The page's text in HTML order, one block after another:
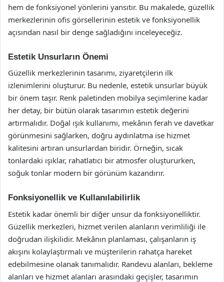
hem de fonksiyonel yönlerini yansıtır. Bu makalede, güzellik
merkezlerinin ofis görsellerinin estetik ve fonksiyonellik
açısından nasıl bir denge sağladığını inceleyeceğiz.
Estetik Unsurların Önemi
Güzellik merkezlerinin tasarımı, ziyaretçilerin ilk
izlenimlerini oluşturur. Bu nedenle, estetik unsurlar büyük
bir önem taşır. Renk paletinden mobilya seçimlerine kadar
her detay, bir bütün olarak tasarımın estetik değerini
artırmalıdır. Doğal ışık kullanımı, mekânın ferah ve davetkar
görünmesini sağlarken, doğru aydınlatma ise hizmet
kalitesini artıran unsurlardan biridir. Örneğin, sıcak
tonlardaki ışıklar, rahatlatıcı bir atmosfer oluştururken,
soğuk tonlar modern bir görünüm kazandırır.
Fonksiyonellik ve Kullanılabilirlik
Estetik kadar önemli bir diğer unsur da fonksiyonelliktir.
Güzellik merkezleri, hizmet verilen alanların verimliliği ile
doğrudan ilişkilidir. Mekânın planlaması, çalışanların iş
akışını kolaylaştırmalı ve müşterilerin rahatça hareket
edebilmesine olanak tanımalıdır. Randevu alanları, bekleme
alanları ve hizmet alanları arasındaki geçişler, tasarımın